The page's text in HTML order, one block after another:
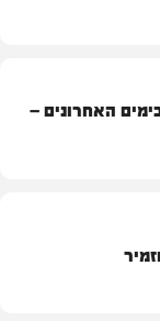
האחרונים –